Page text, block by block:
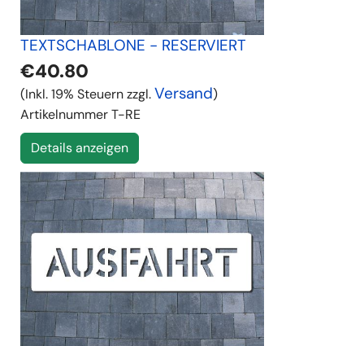
TEXTSCHABLONE - RESERVIERT
€40.80
(Inkl. 19% Steuern zzgl.Versand)
ArtikelnummerT-RE
Details anzeigen